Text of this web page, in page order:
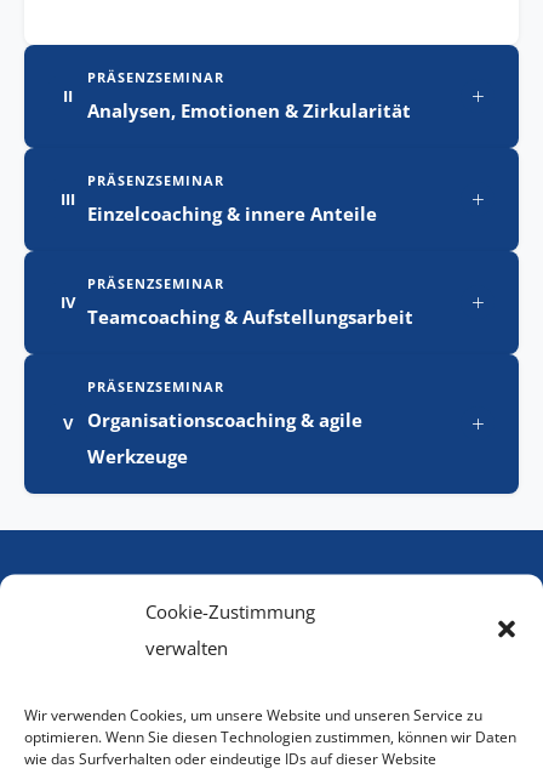
Cookie-Zustimmung
verwalten
Wir verwenden Cookies, um unsere Website und unseren Service zu
optimieren. Wenn Sie diesen Technologien zustimmen, können wir Daten
wie das Surfverhalten oder eindeutige IDs auf dieser Website
II
PRÄSENZSEMINAR
Analysen, Emotionen & Zirkularität +
III
PRÄSENZSEMINAR
Einzelcoaching & innere Anteile +
IV
PRÄSENZSEMINAR
Teamcoaching & Aufstellungsarbeit +
V
PRÄSENZSEMINAR
Organisationscoaching & agile
Werkzeuge
+
TERMINE & ORTE
Wann und wo
durch vier Online-Vertiefungen in Ihrer Peer-Gruppe.